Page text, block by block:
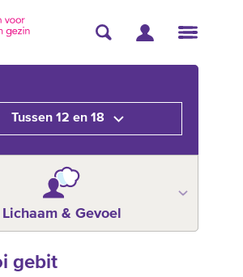
Tussen 12 en 18
Lichaam & Gevoel
gebit